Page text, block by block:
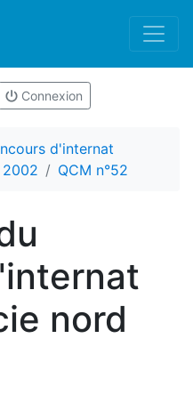
Connexion
d'internat
QCM n°52
nord